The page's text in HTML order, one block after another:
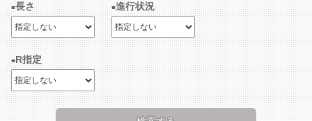
長さ 進行状況
R指定